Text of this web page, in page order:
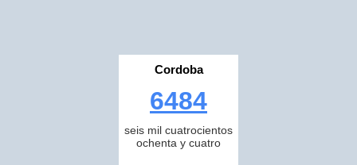
Cordoba
6484
seis mil cuatrocientos
ochenta y cuatro